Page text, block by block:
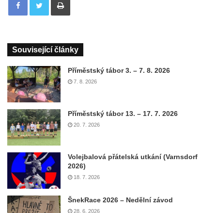
Související články
Příměstský tábor 3. – 7. 8. 2026
7. 8. 2026
Příměstský tábor 13. – 17. 7. 2026
20. 7. 2026
Volejbalová přátelská utkání (Varnsdorf
2026)
18. 7. 2026
ŠnekRace 2026 – Nedělní závod
28. 6. 2026